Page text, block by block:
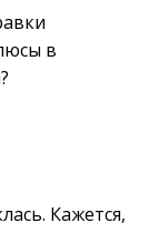
в
Кажется,